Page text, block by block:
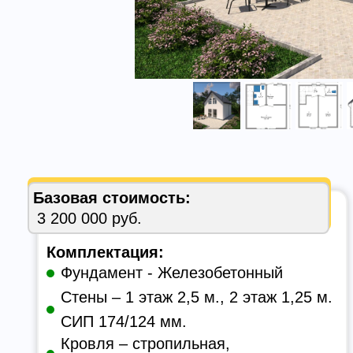
Комплектация:
Фундамент - Железобетонный
Стены – 1 этаж 2,5 м., 2 этаж 1,25 м.
СИП 174/124 мм.
Кровля – стропильная,
Базовая стоимость:
3 200 000 руб.